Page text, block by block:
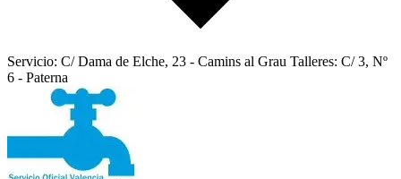
Servicio: C/ Dama de Elche, 23 - Camins al Grau Talleres: C/ 3, Nº
6 - Paterna